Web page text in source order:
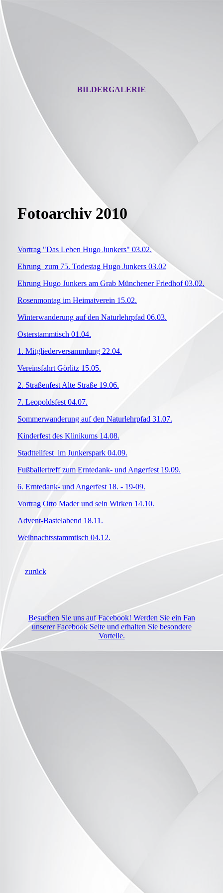
BILDERGALERIE
Fotoarchiv 2010
Vortrag "Das Leben Hugo Junkers" 03.02.
Ehrung zum 75. Todestag Hugo Junkers 03.02
Ehrung Hugo Junkers am Grab Münchener Friedhof 03.02.
Rosenmontag im Heimatverein 15.02.
Winterwanderung auf den Naturlehrpfad 06.03.
Osterstammtisch 01.04.
1. Mitgliederversammlung 22.04.
Vereinsfahrt Görlitz 15.05.
2. Straßenfest Alte Straße 19.06.
7. Leopoldsfest 04.07.
Sommerwanderung auf den Naturlehrpfad 31.07.
Kinderfest des Klinikums 14.08.
Stadtteilfest im Junkerspark 04.09.
Fußballertreff zum Erntedank- und Angerfest 19.09.
6. Erntedank- und Angerfest 18. - 19-09.
Vortrag Otto Mader und sein Wirken 14.10.
Advent-Bastelabend 18.11.
Weihnachtsstammtisch 04.12.
zurück
Besuchen Sie uns auf Facebook! Werden Sie ein Fan
unserer Facebook Seite und erhalten Sie besondere
Vorteile.